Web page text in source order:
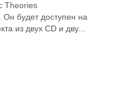
Theories
будет доступен на
из двух CD и дву...